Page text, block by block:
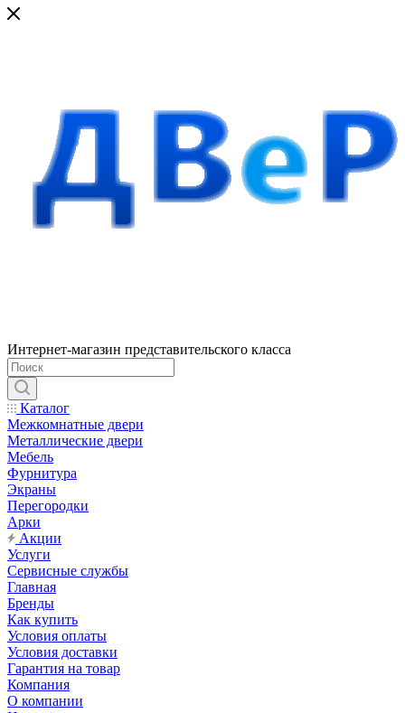
Интернет-магазин представительского класса
Каталог
Межкомнатные двери
Металлические двери
Мебель
Фурнитура
Экраны
Перегородки
Арки
Акции
Услуги
Сервисные службы
Главная
Бренды
Как купить
Условия оплаты
Условия доставки
Гарантия на товар
Компания
О компании